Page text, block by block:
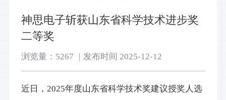
神思电子斩获山东省科学技术进步奖
二等奖
浏览量：5267 发布时间 2025-12-12
近日，2025年度山东省科学技术奖建议授奖人选